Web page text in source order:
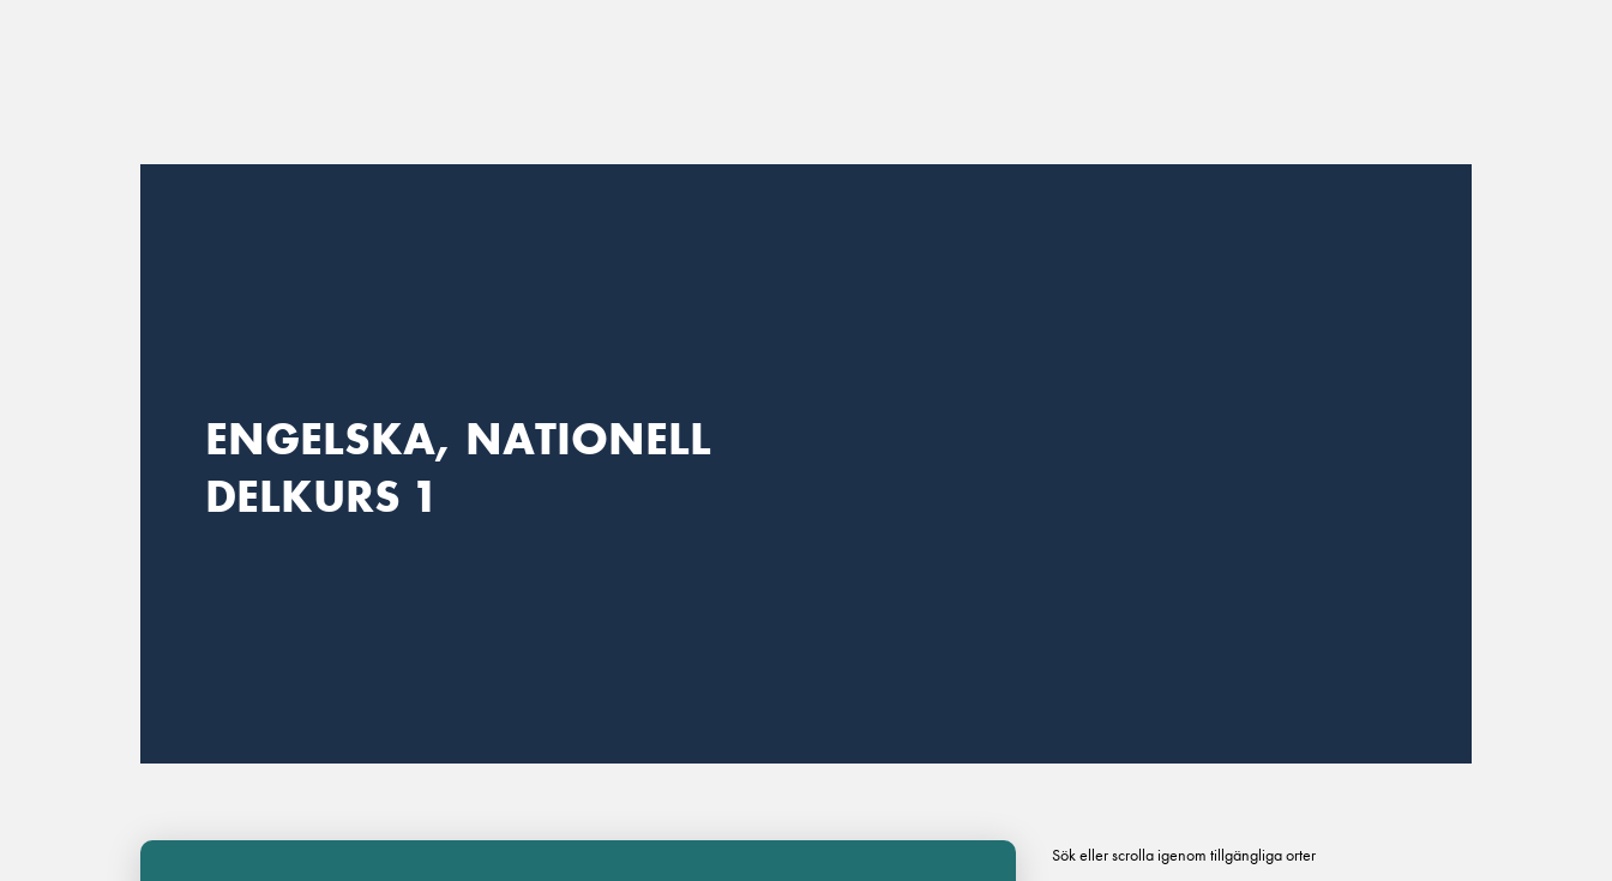
ENGELSKA, NATIONELL
DELKURS 1
Sök eller scrolla igenom tillgängliga orter